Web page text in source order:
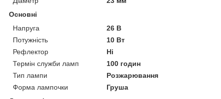
Основні
Напруга
26 В
Потужність
10 Вт
Рефлектор
Ні
Термін служби ламп
100 годин
Тип лампи
Розжарювання
Форма лампочки
Груша